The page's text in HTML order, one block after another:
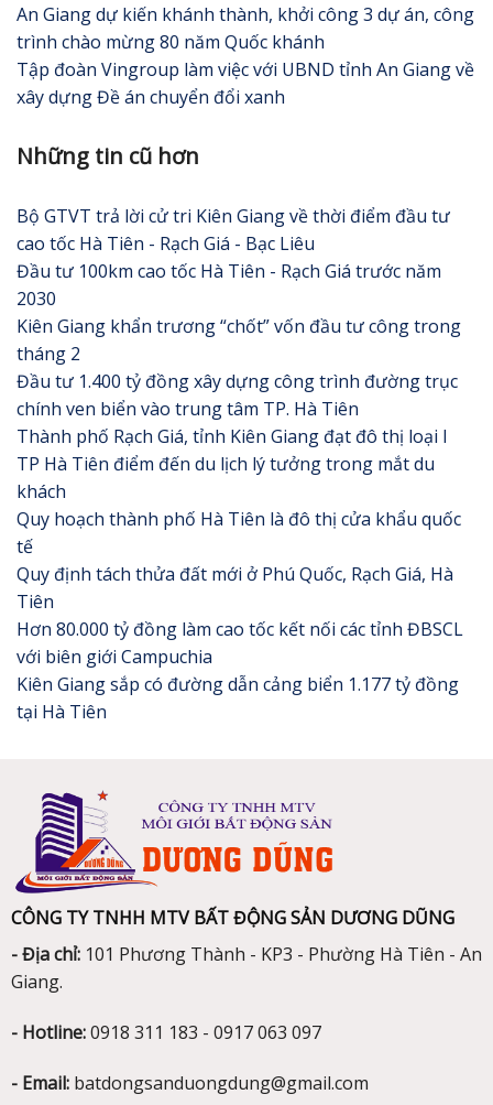
An Giang dự kiến khánh thành, khởi công 3 dự án, công
trình chào mừng 80 năm Quốc khánh
Tập đoàn Vingroup làm việc với UBND tỉnh An Giang về
xây dựng Đề án chuyển đổi xanh
Những tin cũ hơn
Bộ GTVT trả lời cử tri Kiên Giang về thời điểm đầu tư
cao tốc Hà Tiên - Rạch Giá - Bạc Liêu
Đầu tư 100km cao tốc Hà Tiên - Rạch Giá trước năm
2030
Kiên Giang khẩn trương “chốt” vốn đầu tư công trong
tháng 2
Đầu tư 1.400 tỷ đồng xây dựng công trình đường trục
chính ven biển vào trung tâm TP. Hà Tiên
Thành phố Rạch Giá, tỉnh Kiên Giang đạt đô thị loại I
TP Hà Tiên điểm đến du lịch lý tưởng trong mắt du
khách
Quy hoạch thành phố Hà Tiên là đô thị cửa khẩu quốc
tế
Quy định tách thửa đất mới ở Phú Quốc, Rạch Giá, Hà
Tiên
Hơn 80.000 tỷ đồng làm cao tốc kết nối các tỉnh ĐBSCL
với biên giới Campuchia
Kiên Giang sắp có đường dẫn cảng biển 1.177 tỷ đồng
tại Hà Tiên
CÔNG TY TNHH MTV BẤT ĐỘNG SẢN DƯƠNG DŨNG
- Địa chỉ:101 Phương Thành - KP3 - Phường Hà Tiên - An
Giang.
- Hotline:0918 311 183 - 0917 063 097
- Email:batdongsanduongdung@gmail.com